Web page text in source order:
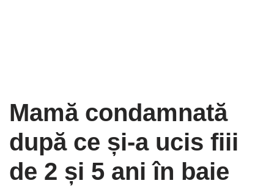
Mamă condamnată
după ce și-a ucis fiii
de 2 și 5 ani în baie